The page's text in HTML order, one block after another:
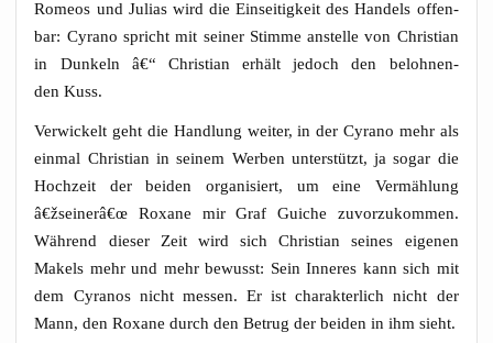
Rome­os und Juli­as wird die Ein­sei­tig­keit des Han­dels offen­
bar: Cyra­no spricht mit sei­ner Stim­me anstel­le von Chris­ti­an
in Dun­keln â€“ Chris­ti­an erhält jedoch den beloh­nen­
den Kuss.
Ver­wi­ckelt geht die Hand­lung wei­ter, in der Cyra­no mehr als
ein­mal Chris­ti­an in sei­nem Wer­ben unter­stützt, ja sogar die
Hoch­zeit der bei­den orga­ni­siert, um eine Ver­mäh­lung
â€žseinerâ€œ Roxa­ne mir Graf Guiche zuvor­zu­kom­men.
Wäh­rend die­ser Zeit wird sich Chris­ti­an sei­nes eige­nen
Makels mehr und mehr bewusst: Sein Inne­res kann sich mit
dem Cyra­nos nicht mes­sen. Er ist cha­rak­ter­lich nicht der
Mann, den Roxa­ne durch den Betrug der bei­den in ihm sieht.